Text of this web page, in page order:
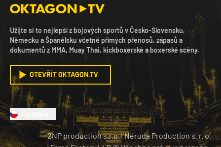
Užijte si to nejlepší z bojových sportů v Česko-Slovensku,
Německu a Španělsku včetně přímých přenosů, zápasů a
dokumentů z MMA, Muay Thai, kickboxerské a boxerské scény.
OTEVŘÍT OKTAGON.TV
2NP production s.r.o.|Neruda Production s. r. o.